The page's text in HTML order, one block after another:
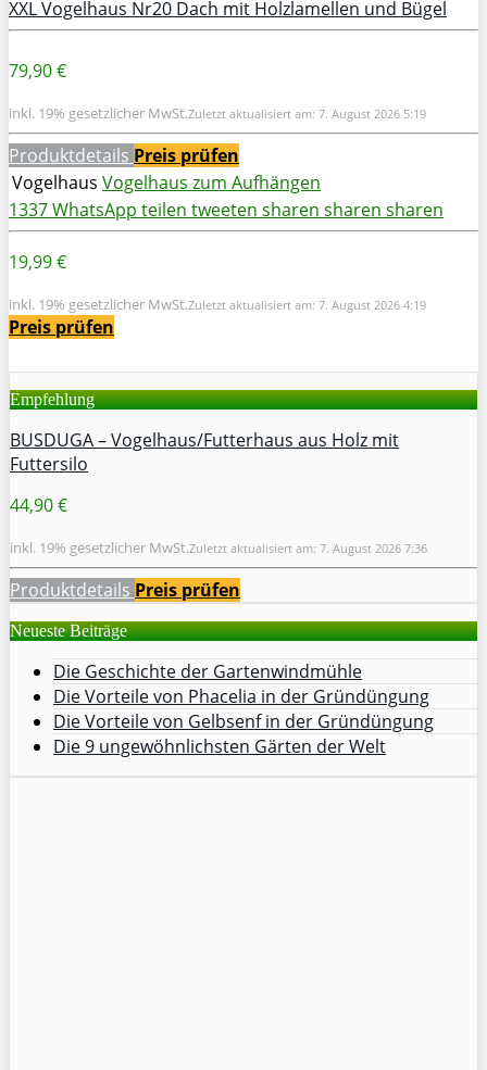
XXL Vogelhaus Nr20 Dach mit Holzlamellen und Bügel
79,90 €
inkl. 19% gesetzlicher MwSt.Zuletzt aktualisiert am: 7. August 2026 5:19
Produktdetails Preis prüfen
Vogelhaus Vogelhaus zum Aufhängen
1337WhatsApp teilen tweeten sharen sharen sharen
19,99 €
inkl. 19% gesetzlicher MwSt.Zuletzt aktualisiert am: 7. August 2026 4:19
Preis prüfen
Empfehlung
BUSDUGA – Vogelhaus/Futterhaus aus Holz mit
Futtersilo
44,90 €
inkl. 19% gesetzlicher MwSt.Zuletzt aktualisiert am: 7. August 2026 7:36
Produktdetails Preis prüfen
Neueste Beiträge
Die Geschichte der Gartenwindmühle
Die Vorteile von Phacelia in der Gründüngung
Die Vorteile von Gelbsenf in der Gründüngung
Die 9 ungewöhnlichsten Gärten der Welt